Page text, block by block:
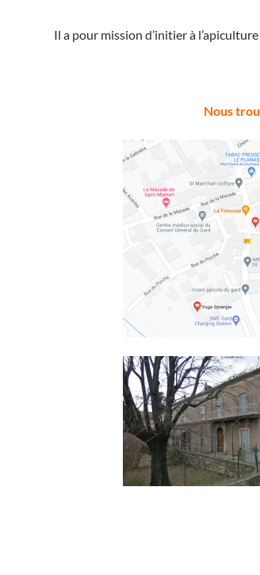
Il a pour mission d’initier à
Nous